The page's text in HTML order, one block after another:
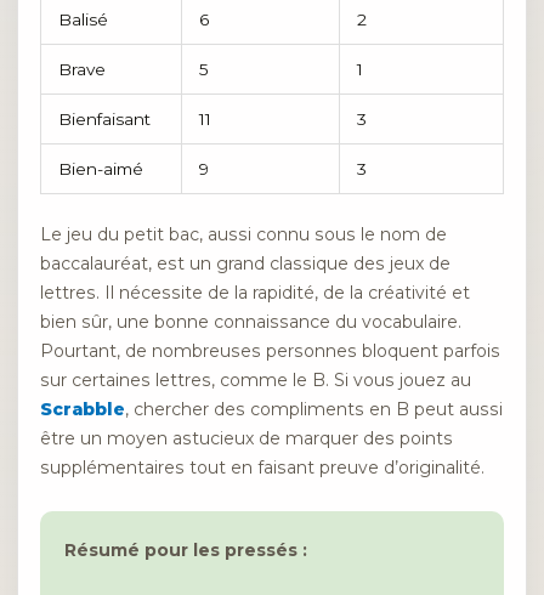
Balisé 6 2
Brave 5 1
Bienfaisant 11 3
Bien-aimé 9 3
Le jeu du petit bac, aussi connu sous le nom de
baccalauréat, est un grand classique des jeux de
lettres. Il nécessite de la rapidité, de la créativité et
bien sûr, une bonne connaissance du vocabulaire.
Pourtant, de nombreuses personnes bloquent parfois
sur certaines lettres, comme le B. Si vous jouez au
Scrabble, chercher des compliments en B peut aussi
être un moyen astucieux de marquer des points
supplémentaires tout en faisant preuve d’originalité.
Résumé pour les pressés :